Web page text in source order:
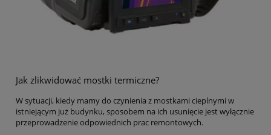
Jak zlikwidować mostki termiczne?
W sytuacji, kiedy mamy do czynienia z mostkami cieplnymi w
istniejącym już budynku, sposobem na ich usunięcie jest wyłącznie
przeprowadzenie odpowiednich prac remontowych.